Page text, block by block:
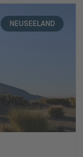
NEUSEELAND